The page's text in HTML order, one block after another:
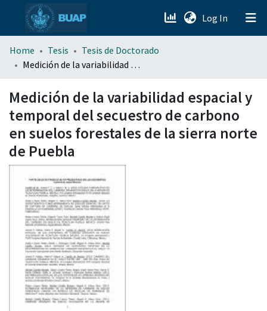
Log In (current)
menu.section.about_menu
Home Tesis
Tesis de Doctorado
Medición de la variabilidad espacial y temporal del secuestro de carbono en suelos forestales de la sierra norte de Puebla
Medición de la variabilidad espacial y
temporal del secuestro de carbono
en suelos forestales de la sierra norte
de Puebla